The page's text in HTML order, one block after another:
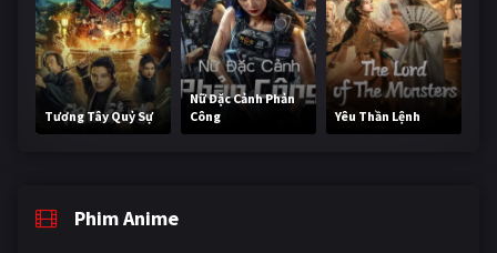
Tương Tây Quỷ Sự
Nữ Đặc Cảnh Phản
Công
Yêu Thần Lệnh
Phim Anime